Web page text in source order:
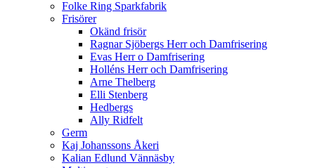
Folke Ring Sparkfabrik
Frisörer
Okänd frisör
Ragnar Sjöbergs Herr och Damfrisering
Evas Herr o Damfrisering
Holléns Herr och Damfrisering
Arne Thelberg
Elli Stenberg
Hedbergs
Ally Ridfelt
Germ
Kaj Johanssons Åkeri
Kalian Edlund Vännäsby